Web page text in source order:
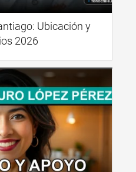
Ubicación y
2026